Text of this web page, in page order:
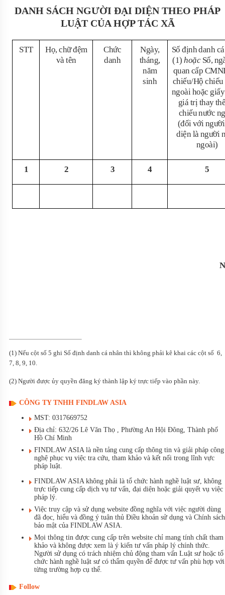
DANH SÁCH NGƯỜI ĐẠI DIỆN THEO PHÁP
LUẬT CỦA HỢP TÁC XÃ
STT
Họ, chữ đệm
và tên
Chức
danh
Ngày,
tháng,
năm
sinh
Số định danh
(1)hoặcSố,
quan cấp
chiếu/Hộ chiếu
ngoài hoặc
giá trị thay
chiếu nước
(đối với
diện là người
ngoài)
1 2 3 4 5
(1) Nếu cột số 5 ghi Số định danh cá nhân thì không phải kê khai các cột số 6,
7, 8, 9, 10.
(2) Người được ủy quyền đăng ký thành lập ký trực tiếp vào phần này.
CÔNG TY TNHH FINDLAW ASIA
MST: 0317669752
Địa chỉ: 632/26 Lê Văn Thọ , Phường An Hội Đông, Thành phố
Hồ Chí Minh
FINDLAW ASIA là nền tảng cung cấp thông tin và giải pháp công
nghệ phục vụ việc tra cứu, tham khảo và kết nối trong lĩnh vực
pháp luật.
FINDLAW ASIA không phải là tổ chức hành nghề luật sư, không
trực tiếp cung cấp dịch vụ tư vấn, đại diện hoặc giải quyết vụ việc
pháp lý.
Việc truy cập và sử dụng website đồng nghĩa với việc người dùng
đã đọc, hiểu và đồng ý tuân thủ Điều khoản sử dụng và Chính sách
bảo mật của FINDLAW ASIA.
Mọi thông tin được cung cấp trên website chỉ mang tính chất tham
khảo và không được xem là ý kiến tư vấn pháp lý chính thức.
Người sử dụng có trách nhiệm chủ động tham vấn Luật sư hoặc tổ
chức hành nghề luật sư có thẩm quyền để được tư vấn phù hợp với
từng trường hợp cụ thể.
Follow